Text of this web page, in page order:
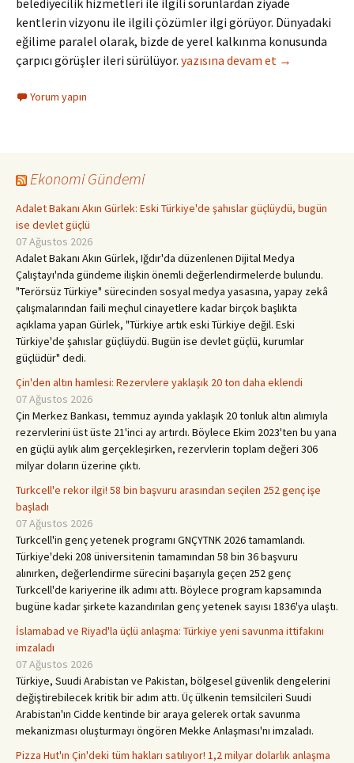
belediyecilik hizmetleri ile ilgili sorunlardan ziyade
kentlerin vizyonu ile ilgili çözümler ilgi görüyor. Dünyadaki
eğilime paralel olarak, bizde de yerel kalkınma konusunda
çarpıcı görüşler ileri sürülüyor. Yerel Seçimler, Yerel Ekonomi
yazısına devam et →
Yorum yapın
Ekonomi Gündemi
Adalet Bakanı Akın Gürlek: Eski Türkiye'de şahıslar güçlüydü, bugün
ise devlet güçlü
07 Ağustos 2026
Adalet Bakanı Akın Gürlek, Iğdır'da düzenlenen Dijital Medya
Çalıştayı'nda gündeme ilişkin önemli değerlendirmelerde bulundu.
"Terörsüz Türkiye" sürecinden sosyal medya yasasına, yapay zekâ
çalışmalarından faili meçhul cinayetlere kadar birçok başlıkta
açıklama yapan Gürlek, "Türkiye artık eski Türkiye değil. Eski
Türkiye'de şahıslar güçlüydü. Bugün ise devlet güçlü, kurumlar
güçlüdür" dedi.
Çin'den altın hamlesi: Rezervlere yaklaşık 20 ton daha eklendi
07 Ağustos 2026
Çin Merkez Bankası, temmuz ayında yaklaşık 20 tonluk altın alımıyla
rezervlerini üst üste 21'inci ay artırdı. Böylece Ekim 2023'ten bu yana
en güçlü aylık alım gerçekleşirken, rezervlerin toplam değeri 306
milyar doların üzerine çıktı.
Turkcell'e rekor ilgi! 58 bin başvuru arasından seçilen 252 genç işe
başladı
07 Ağustos 2026
Turkcell'in genç yetenek programı GNÇYTNK 2026 tamamlandı.
Türkiye'deki 208 üniversitenin tamamından 58 bin 36 başvuru
alınırken, değerlendirme sürecini başarıyla geçen 252 genç
Turkcell'de kariyerine ilk adımı attı. Böylece program kapsamında
bugüne kadar şirkete kazandırılan genç yetenek sayısı 1836'ya ulaştı.
İslamabad ve Riyad'la üçlü anlaşma: Türkiye yeni savunma ittifakını
imzaladı
07 Ağustos 2026
Türkiye, Suudi Arabistan ve Pakistan, bölgesel güvenlik dengelerini
değiştirebilecek kritik bir adım attı. Üç ülkenin temsilcileri Suudi
Arabistan'ın Cidde kentinde bir araya gelerek ortak savunma
mekanizması oluşturmayı öngören Mekke Anlaşması'nı imzaladı.
Pizza Hut'ın Çin'deki tüm hakları satılıyor! 1,2 milyar dolarlık anlaşma